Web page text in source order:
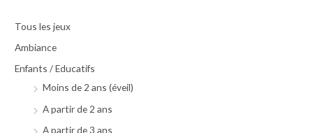
o
Tous les jeux
Ambiance
Enfants / Educatifs
Moins de 2 ans (éveil)
A partir de 2 ans
A partir de 3 ans